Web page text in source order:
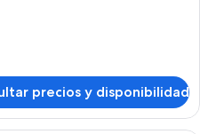
precios y disponibilidad